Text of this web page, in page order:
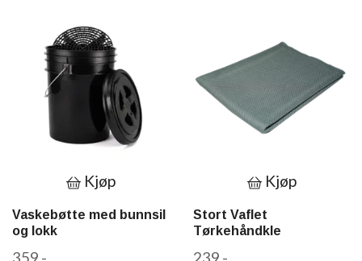
Kjøp
Vaskebøtte med bunnsil
og lokk
359,-
Kjøp
Stort Vaflet
Tørkehåndkle
239,-